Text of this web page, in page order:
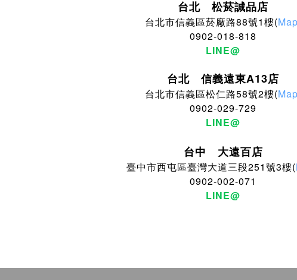
台北 松菸誠品店
台北市信義區菸廠路88號1樓(Map
0902-018-818
LINE@
台北 信義遠東A13店
台北市信義區松仁路58號2樓(Map
0902-029-729
LINE@
台中 大遠百店
臺中市西屯區臺灣大道三段251號3樓(
0902-002-071
LINE@